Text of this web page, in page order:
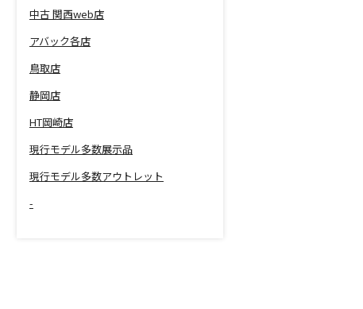
中古 関西web店
アバック各店
鳥取店
静岡店
HT岡崎店
現行モデル多数展示品
現行モデル多数アウトレット
-